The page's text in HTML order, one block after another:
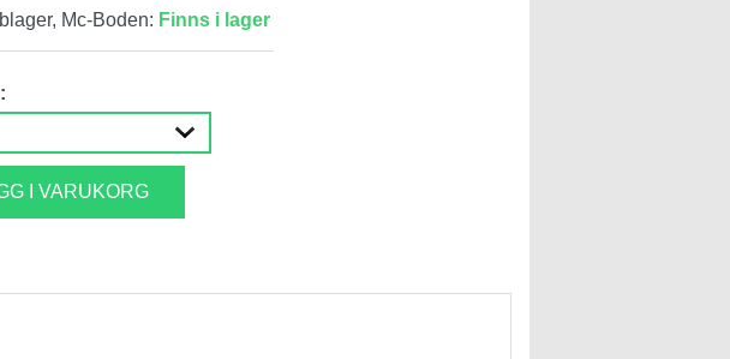
Mc-Boden: Finns i lager
I VARUKORG